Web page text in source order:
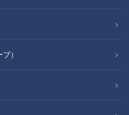
）
秋の人気和栗スイーツ！栗感た
ぷりのモンブランに上品な甘
のソフトクリーム。愛知県安
市でなりゆきグルメ旅